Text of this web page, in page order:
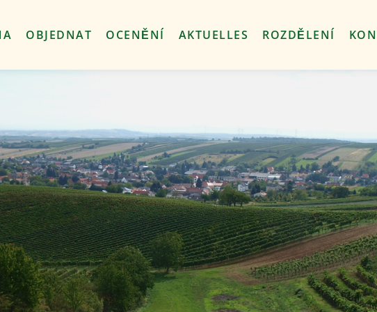
OBJEDNAT OCENĚNÍ AKTUELLES ROZDĚLENÍ